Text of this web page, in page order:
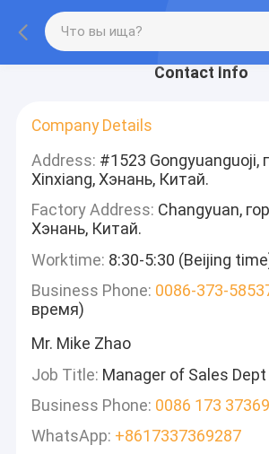
Contact Info
Company Details
Address: #1523 Gongyuanguoji,
Xinxiang, Хэнань, Китай.
Factory Address: Changyuan,
Хэнань, Китай.
Worktime: 8:30-5:30 (Beijing
Business Phone: 0086-373-
время)
Mr. Mike Zhao
Job Title: Manager of Sales Dept
Business Phone: 0086 173
WhatsApp: +8617337369287